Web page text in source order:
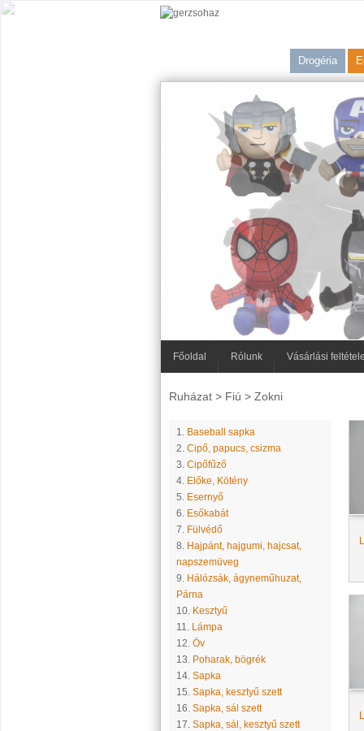
Drogéria
Főoldal Rólunk Vásárlási
Ruházat> Fiú > Zokni
1. Baseball sapka
2. Cipő, papucs, csizma
3. Cipőfűző
4. Előke, Kötény
5. Esernyő
6. Esőkabát
7. Fülvédő
8. Hajpánt, hajgumi, hajcsat,
napszemüveg
9. Hálózsák, ágyneműhuzat,
Párna
10. Kesztyű
11. Lámpa
12. Öv
13. Poharak, bögrék
14. Sapka
15. Sapka, kesztyű szett
16. Sapka, sál szett
17. Sapka, sál, kesztyű szett